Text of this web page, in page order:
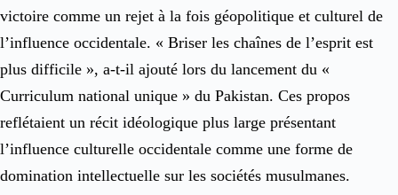
victoire comme un rejet à la fois géopolitique et culturel de
l’influence occidentale. « Briser les chaînes de l’esprit est
plus difficile », a-t-il ajouté lors du lancement du «
Curriculum national unique » du Pakistan. Ces propos
reflétaient un récit idéologique plus large présentant
l’influence culturelle occidentale comme une forme de
domination intellectuelle sur les sociétés musulmanes.